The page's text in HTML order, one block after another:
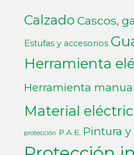
Calzado Cascos,
Estufas y accesorios
Herramienta
Herramienta manual
Material
protección P.A.E. Pintura y